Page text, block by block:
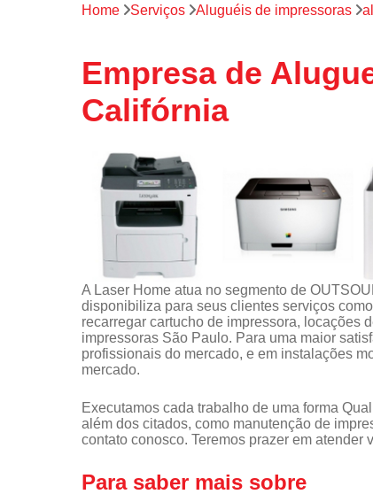
Home Serviços Aluguéis de impressoras
Empresa de
Califórnia
A Laser Home atua no segmento de
disponibiliza para seus clientes serviços
recarregar cartucho de impressora, locações
impressoras São Paulo. Para uma maior
profissionais do mercado, e em instalações
mercado.
Executamos cada trabalho de uma forma
além dos citados, como manutenção de
contato conosco. Teremos prazer em atender
Para saber mais sobre